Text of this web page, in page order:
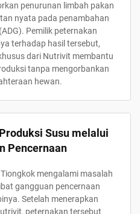
penurunan limbah pakan
nyata pada penambahan
Pemilik peternakan
terhadap hasil tersebut,
dari Nutrivit membantu
tanpa mengorbankan
hewan.
Susu melalui
Pencernaan
mengalami masalah
gangguan pencernaan
Setelah menerapkan
peternakan tersebut